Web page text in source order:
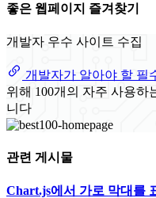
좋은 웹페이지 즐겨찾기
개발자 우수 사이트 수집
개발자가 알아야 할 필
위해 100개의 자주 사용하
니다
관련 게시물
Chart.js에서 가로 막대를